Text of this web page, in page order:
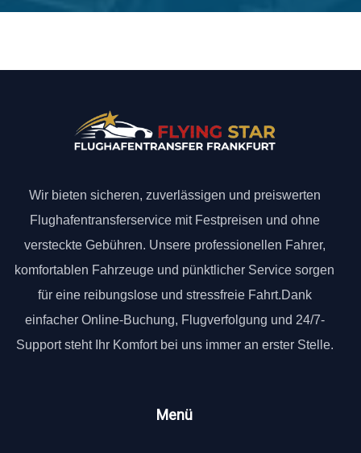
Wir bieten sicheren, zuverlässigen und preiswerten
Flughafentransferservice mit Festpreisen und ohne
versteckte Gebühren. Unsere professionellen Fahrer,
komfortablen Fahrzeuge und pünktlicher Service sorgen
für eine reibungslose und stressfreie Fahrt.Dank
einfacher Online-Buchung, Flugverfolgung und 24/7-
Support steht Ihr Komfort bei uns immer an erster Stelle.
Menü